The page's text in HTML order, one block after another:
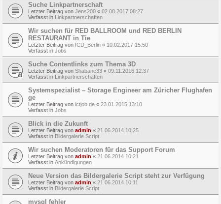
Suche Linkpartnerschaft
Letzter Beitrag von Jens200 « 02.08.2017 08:27
Verfasst in Linkpartnerschaften
Wir suchen für RED BALLROOM und RED BERLIN
RESTAURANT in Tie
Letzter Beitrag von ICD_Berlin « 10.02.2017 15:50
Verfasst in Jobs
Suche Contentlinks zum Thema 3D
Letzter Beitrag von Shabane33 « 09.11.2016 12:37
Verfasst in Linkpartnerschaften
Systemspezialist – Storage Engineer am Züricher Flughafen
ge
Letzter Beitrag von ictjob.de « 23.01.2015 13:10
Verfasst in Jobs
Blick in die Zukunft
Letzter Beitrag von admin « 21.06.2014 10:25
Verfasst in Bildergalerie Script
Wir suchen Moderatoren für das Support Forum
Letzter Beitrag von admin « 21.06.2014 10:21
Verfasst in Ankündigungen
Neue Version das Bildergalerie Script steht zur Verfügung
Letzter Beitrag von admin « 21.06.2014 10:11
Verfasst in Bildergalerie Script
mysql fehler